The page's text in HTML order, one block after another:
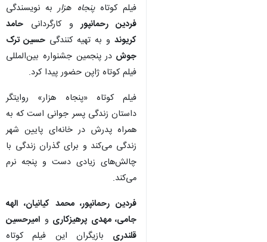
فیلم کوتاهپنجاه هزاربه نویسندگی
فردین رحمانپورو کارگردانی حامد
کریوند و به تهیه کنندگی حسین ترک
جوش در پنجمین جشنواره بین‌المللی
فیلم کوتاه ژاپن حضور پیدا کرد.
فیلم کوتاه «پنجاه هزار» روایتگر
داستان زندگی پسر جوانی‌ است که به
همراه پدرش در خانه‌ای پایین شهر
زندگی می‌کند و برای گذران زندگی با
چالش‌های زیادی دست و پنجه نرم
می‌کند.
فردین رحمانپور، محمد کیانیان، الهه
جامی، مهدی پرهیزکاری و امیرحسین
قلندری بازیگران این فیلم کوتاه